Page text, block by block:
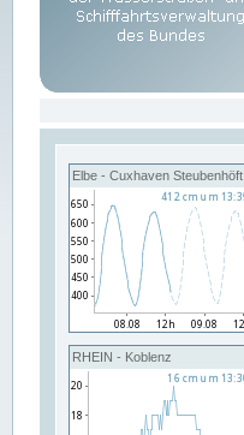
Elbe - Cuxhaven Steubenhöft
RHEIN - Koblenz